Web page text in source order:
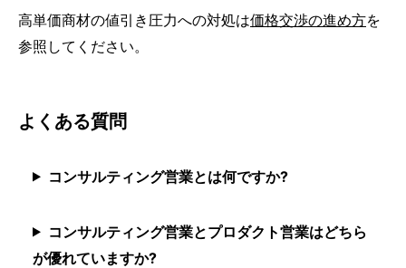
高単価商材の値引き圧力への対処は価格交渉の進め方を
参照してください。
よくある質問
コンサルティング営業とは何ですか?
コンサルティング営業とプロダクト営業はどちら
が優れていますか?